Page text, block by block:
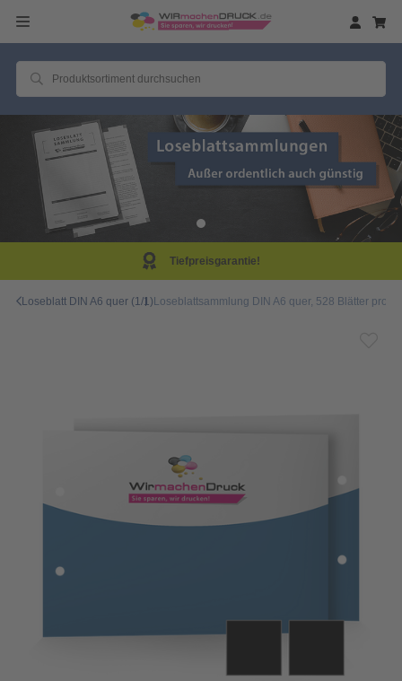
Loseblatt DIN A6 quer (1/1)Loseblattsammlung DIN A6 quer, 528 Blätter pro